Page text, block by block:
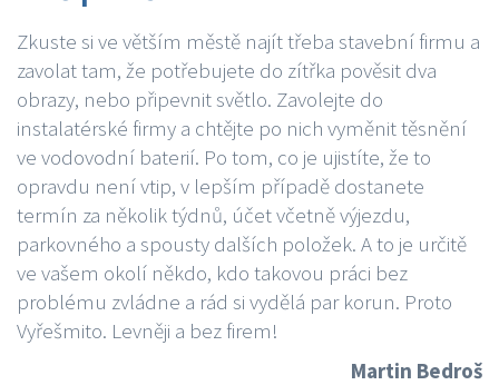
Zkuste si ve větším městě najít třeba stavební firmu a
zavolat tam, že potřebujete do zítřka pověsit dva
obrazy, nebo připevnit světlo. Zavolejte do
instalatérské firmy a chtějte po nich vyměnit těsnění
ve vodovodní baterií. Po tom, co je ujistíte, že to
opravdu není vtip, v lepším případě dostanete
termín za několik týdnů, účet včetně výjezdu,
parkovného a spousty dalších položek. A to je určitě
ve vašem okolí někdo, kdo takovou práci bez
problému zvládne a rád si vydělá par korun. Proto
Vyřešmito. Levněji a bez firem!
Martin Bedroš